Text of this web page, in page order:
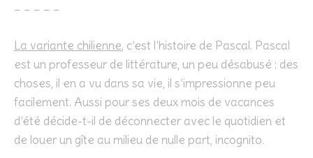
– – – – –
La variante chilienne, c’est l’histoire de Pascal. Pascal
est un professeur de littérature, un peu désabusé : des
choses, il en a vu dans sa vie, il s’impressionne peu
facilement. Aussi pour ses deux mois de vacances
d’été décide-t-il de déconnecter avec le quotidien et
de louer un gîte au milieu de nulle part, incognito.